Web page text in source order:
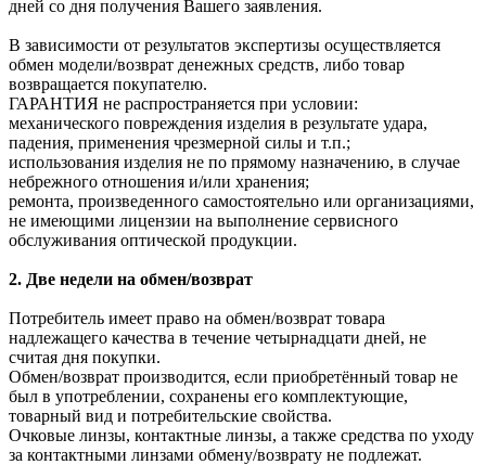
дней со дня получения Вашего заявления.
В зависимости от результатов экспертизы осуществляется
обмен модели/возврат денежных средств, либо товар
возвращается покупателю.
ГАРАНТИЯ не распространяется при условии:
механического повреждения изделия в результате удара,
падения, применения чрезмерной силы и т.п.;
использования изделия не по прямому назначению, в случае
небрежного отношения и/или хранения;
ремонта, произведенного самостоятельно или организациями,
не имеющими лицензии на выполнение сервисного
обслуживания оптической продукции.
2. Две недели на обмен/возврат
Потребитель имеет право на обмен/возврат товара
надлежащего качества в течение четырнадцати дней, не
считая дня покупки.
Обмен/возврат производится, если приобретённый товар не
был в употреблении, сохранены его комплектующие,
товарный вид и потребительские свойства.
Очковые линзы, контактные линзы, а также средства по уходу
за контактными линзами обмену/возврату не подлежат.